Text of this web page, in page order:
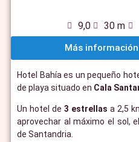
9,0 30 m
Más
Hotel Bahía es un pequeño
de playa situado en Cala
Un hotel de 3 estrellas a 2,5
aprovechar al máximo el sol,
de Santandria.